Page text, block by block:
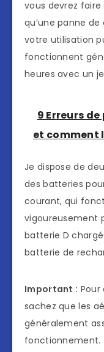
vous devrez faire
qu’une panne
votre utilisation
fonctionnent
heures avec un
9 Erreurs
et comment
Je dispose de
des batteries
courant, qui
vigoureusement
batterie D
batterie de
Important : Pour
sachez que les
généralement
fonctionnement.